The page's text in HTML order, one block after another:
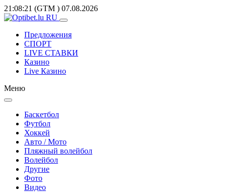
21:08:21 (GTM ) 07.08.2026
Предложения
СПОРТ
LIVE СТАВКИ
Казино
Live Казино
Меню
Баскетбол
Футбол
Хоккей
Авто / Мото
Пляжный волейбол
Волейбол
Другие
Фото
Видео